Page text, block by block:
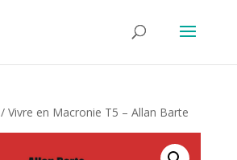
/ Vivre en Macronie T5 – Allan Barte